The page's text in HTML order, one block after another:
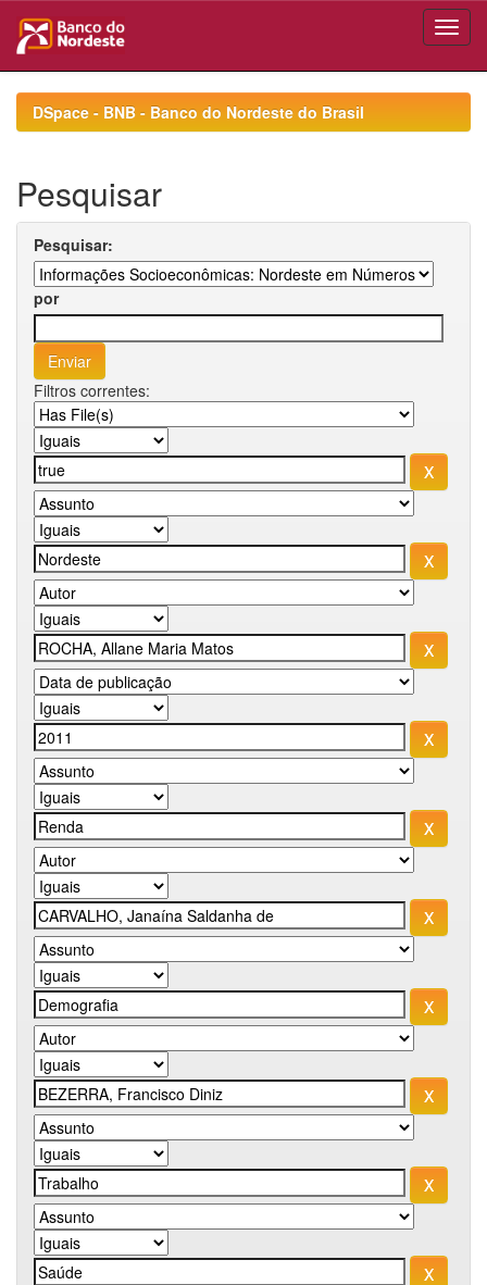
navigationDSpace - BNB - Banco do Nordeste do Brasil
Pesquisar
Pesquisar:
por
Filtros correntes: